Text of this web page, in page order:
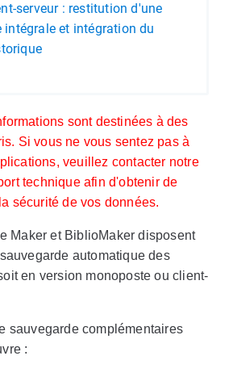
serveur : restitution d'une
intégrale et intégration du
sont destinées à des
Si vous ne vous sentez pas à
veuillez contacter notre
technique afin d'obtenir de
sécurité de vos données.
Maker et BiblioMaker disposent
automatique des
en version monoposte ou client-
sauvegarde complémentaires
: